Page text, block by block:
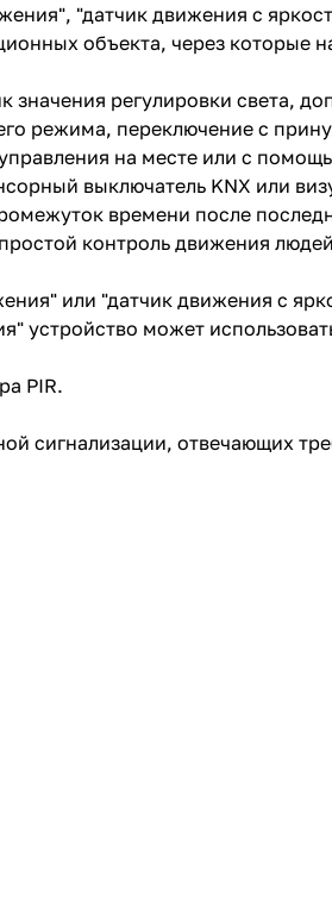
"датчик движения с
объекта, через которые
регулировки света,
режима, переключение с
на месте или с
выключатель KNX или
времени после
контроль движения
или "датчик движения с
устройство может
PIR.
сигнализации, отвечающих